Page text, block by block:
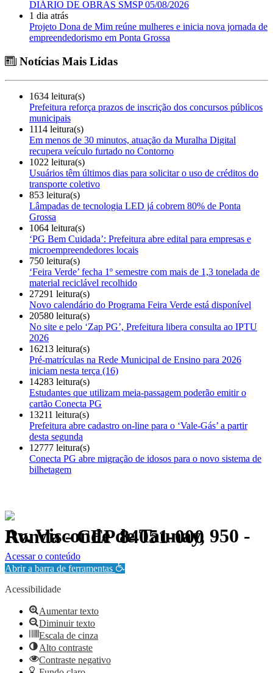
DIÁRIO DE OBRAS SMSP 05/08/2026
1 dia atrás
Projeto Dona de Mim reúne mulheres e inicia nova jornada de
empreendedorismo em Ponta Grossa
Notícias Mais Lidas
1634 leitura(s)
Prefeitura reforça prazos de inscrição dos concursos públicos
municipais
1114 leitura(s)
Em menos de 30 minutos, atuação da Muralha Digital
recupera veículo furtado no Contorno
1022 leitura(s)
Usuários têm últimos dias para solicitar o uso de créditos do
transporte coletivo
853 leitura(s)
Lâmpadas de tecnologia LED já cobrem 80% de Ponta
Grossa
1064 leitura(s)
‘PG Bem Cuidada’: Prefeitura abre edital para empresas e
microempreendedores locais
750 leitura(s)
‘Feira Verde’ fecha 1º semestre com mais de 1,3 tonelada de
material reciclável recolhido
27291 leitura(s)
Novo calendário do Programa Feira Verde está disponível
20580 leitura(s)
No site e pelo ‘Zap PG’, Prefeitura libera consulta ao IPTU
2026
16213 leitura(s)
Pré-matrículas na Rede Municipal de Ensino para 2026
iniciam nesta terça (16)
14283 leitura(s)
Estudantes que utilizam meia-passagem poderão emitir o
cartão Conecta PG
13211 leitura(s)
Prefeitura abre cadastro on-line para o ‘Vale-Gás’ a partir
desta segunda
12777 leitura(s)
Conecta PG abre migração de idosos para o novo sistema de
bilhetagem
Av. Visconde de Taunay, 950 - Ronda - CEP 84051-000
Política de Privacidade.
Acessar o conteúdo
Abrir a barra de ferramentas
Acessibilidade
Aumentar texto
Diminuir texto
Escala de cinza
Alto contraste
Contraste negativo